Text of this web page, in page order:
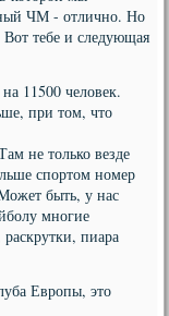
ЧМ - отлично. Но
тебе и следующая
11500 человек.
при том, что
не только везде
спортом номер
быть, у нас
многие
пиара
Европы, это